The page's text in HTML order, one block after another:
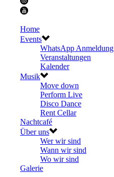
Home
Events
WhatsApp Anmeldung
Veranstaltungen
Kalender
Musik
Move down
Perform Live
Disco Dance
Rent Cellar
Nachtcafé
Über uns
Wer wir sind
Wann wir sind
Wo wir sind
Galerie